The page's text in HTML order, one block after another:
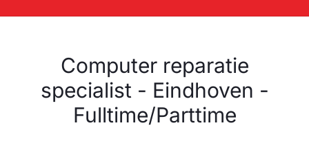
Computer reparatie
specialist - Eindhoven -
Fulltime/Parttime